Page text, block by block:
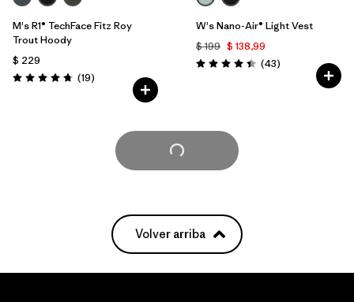
M's R1® TechFace Fitz Roy
Trout Hoody
$ 229
Valoración: 4.7 / 5
(19Comentarios
)
W's Nano-Air® Light Vest
$ 199 $ 138,99
Valoración: 4.4 / 5
(43Comentarios
)
Cargar Más
Volver arriba